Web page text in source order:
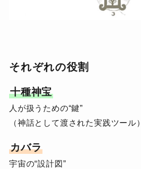
それぞれの役割
十種神宝
人が扱うための“鍵”
（神話として渡された実践ツール）
カバラ
宇宙の“設計図”